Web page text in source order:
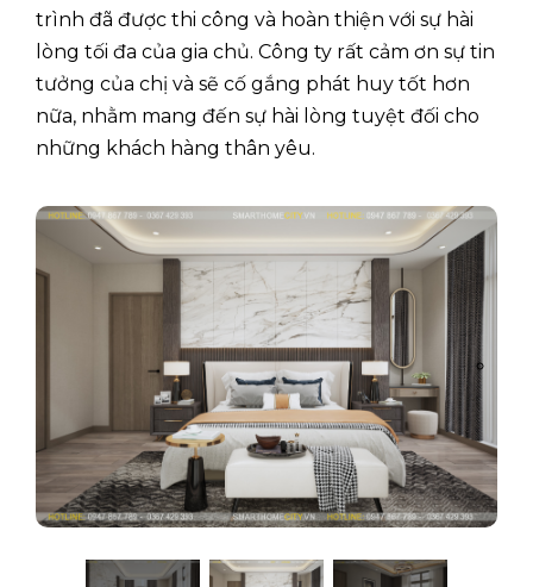
trình đã được thi công và hoàn thiện với sự hài
lòng tối đa của gia chủ. Công ty rất cảm ơn sự tin
tưởng của chị và sẽ cố gắng phát huy tốt hơn
nữa, nhằm mang đến sự hài lòng tuyệt đối cho
những khách hàng thân yêu.